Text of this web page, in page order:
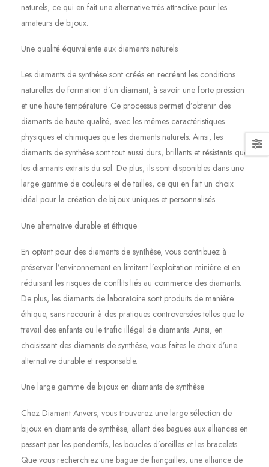
naturels, ce qui en fait une alternative très attractive pour les
amateurs de bijoux.
Une qualité équivalente aux diamants naturels
Les diamants de synthèse sont créés en recréant les conditions
naturelles de formation d’un diamant, à savoir une forte pression
et une haute température. Ce processus permet d’obtenir des
diamants de haute qualité, avec les mêmes caractéristiques
physiques et chimiques que les diamants naturels. Ainsi, les
diamants de synthèse sont tout aussi durs, brillants et résistants que
les diamants extraits du sol. De plus, ils sont disponibles dans une
large gamme de couleurs et de tailles, ce qui en fait un choix
idéal pour la création de bijoux uniques et personnalisés.
Une alternative durable et éthique
En optant pour des diamants de synthèse, vous contribuez à
préserver l’environnement en limitant l’exploitation minière et en
réduisant les risques de conflits liés au commerce des diamants.
De plus, les diamants de laboratoire sont produits de manière
éthique, sans recourir à des pratiques controversées telles que le
travail des enfants ou le trafic illégal de diamants. Ainsi, en
choisissant des diamants de synthèse, vous faites le choix d’une
alternative durable et responsable.
Une large gamme de bijoux en diamants de synthèse
Chez Diamant Anvers, vous trouverez une large sélection de
bijoux en diamants de synthèse, allant des bagues aux alliances en
passant par les pendentifs, les boucles d’oreilles et les bracelets.
Que vous recherchiez une bague de fiançailles, une alliance de